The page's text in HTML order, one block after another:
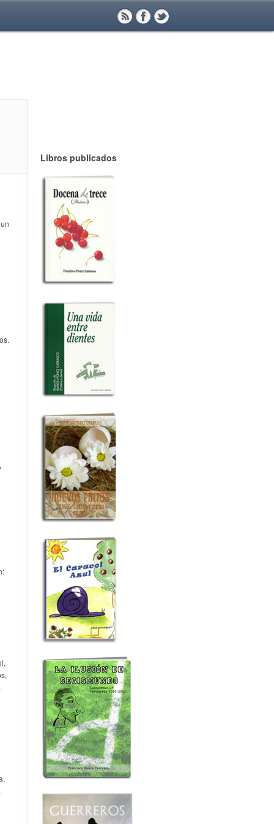
Libros publicados